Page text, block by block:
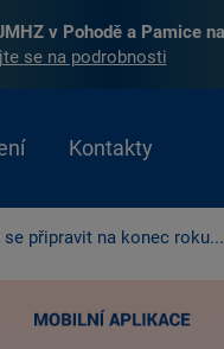
v Pohodě a Pamice
se na podrobnosti
Kontakty
se připravit na konec roku...